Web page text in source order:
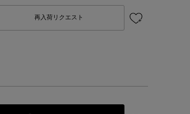
再入荷リクエスト